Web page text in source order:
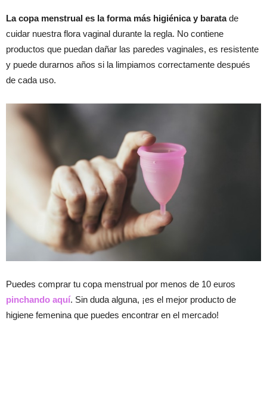
La copa menstrual es la forma más higiénica y baratade
cuidar nuestra flora vaginal durante la regla. No contiene
productos que puedan dañar las paredes vaginales, es resistente
y puede durarnos años si la limpiamos correctamente después
de cada uso.
Puedes comprar tu copa menstrual por menos de 10 euros
pinchando aquí. Sin duda alguna, ¡es el mejor producto de
higiene femenina que puedes encontrar en el mercado!